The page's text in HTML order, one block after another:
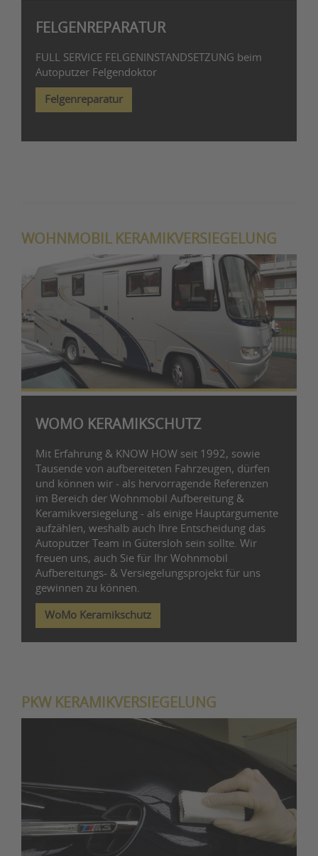
FELGENREPARATUR
FULL SERVICE FELGENINSTANDSETZUNG beim
Autoputzer Felgendoktor
Felgenreparatur
WOHNMOBIL KERAMIKVERSIEGELUNG
WOMO KERAMIKSCHUTZ
Mit Erfahrung & KNOW HOW seit 1992, sowie
Tausende von aufbereiteten Fahrzeugen, dürfen
und können wir - als hervorragende Referenzen
im Bereich der Wohnmobil Aufbereitung &
Keramikversiegelung - als einige Hauptargumente
aufzählen, weshalb auch Ihre Entscheidung das
Autoputzer Team in Gütersloh sein sollte. Wir
freuen uns, auch Sie für Ihr Wohnmobil
Aufbereitungs- & Versiegelungsprojekt für uns
gewinnen zu können.
WoMo Keramikschutz
PKW KERAMIKVERSIEGELUNG